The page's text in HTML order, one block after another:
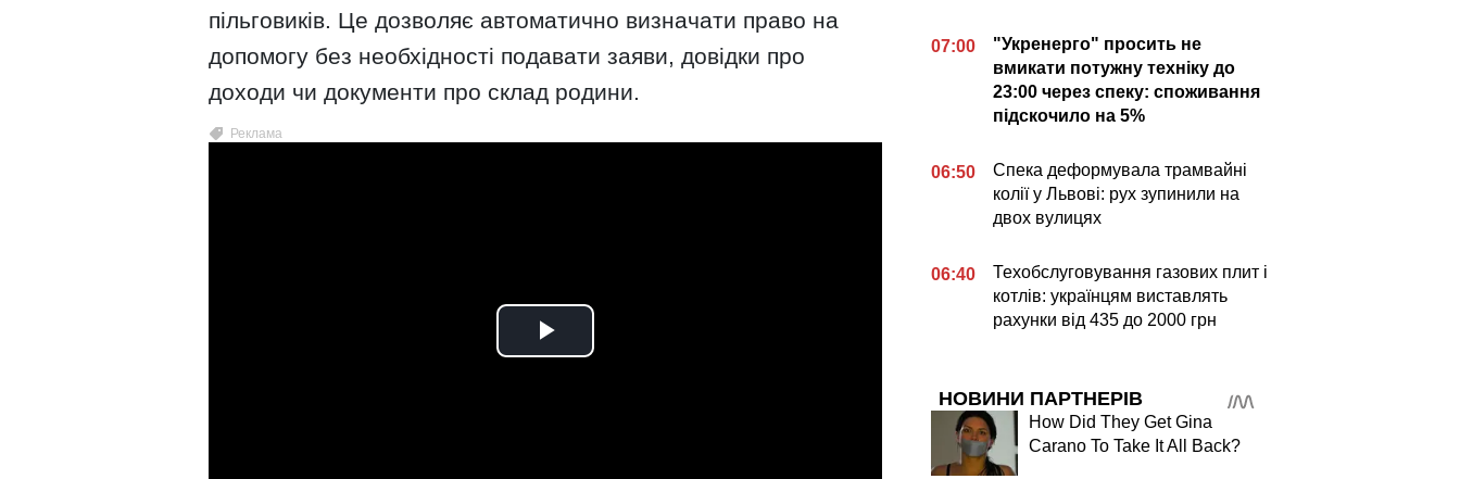
пільговиків. Це дозволяє автоматично визначати право на
допомогу без необхідності подавати заяви, довідки про
доходи чи документи про склад родини.
07:00
"Укренерго" просить не
вмикати потужну техніку до
23:00 через спеку: споживання
підскочило на 5%
06:50
Спека деформувала трамвайні
колії у Львові: рух зупинили на
двох вулицях
06:40
Техобслуговування газових плит і
котлів: українцям виставлять
рахунки від 435 до 2000 грн
НОВИНИ ПАРТНЕРІВ
How Did They Get Gina
Carano To Take It All Back?